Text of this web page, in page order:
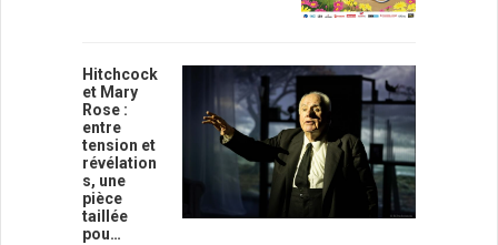
Hitchcock
et Mary
Rose :
entre
tension et
révélation
s, une
pièce
taillée
pou…